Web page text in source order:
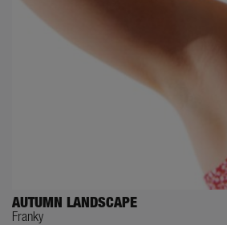
AUTUMN LANDSCAPE
Franky